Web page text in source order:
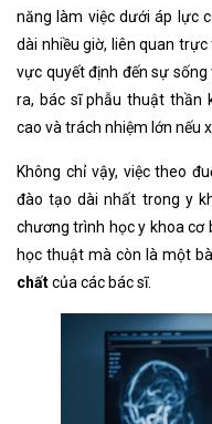
năng làm việc dưới áp lực
dài nhiều giờ, liên quan
vực quyết định đến sự
ra, bác sĩ phẫu thuật thần
cao và trách nhiệm lớn nếu
Không chỉ vậy, việc theo
đào tạo dài nhất trong y
chương trình học y khoa cơ
học thuật mà còn là một
chấtcủa các bác sĩ.